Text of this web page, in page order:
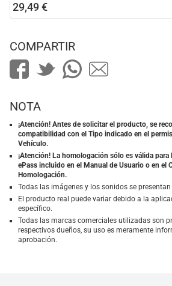
29,49 €
COMPARTIR
NOTA
¡Atención! Antes de solicitar el producto, se
compatibilidad con el Tipo indicado en el
Vehículo.
¡Atención! La homologación sólo es válida
ePass incluido en el Manual de Usuario o en el
Homologación.
Todas las imágenes y los sonidos se
El producto real puede variar debido a la
específico.
Todas las marcas comerciales utilizadas son
respectivos dueños, su uso es meramente
aprobación.